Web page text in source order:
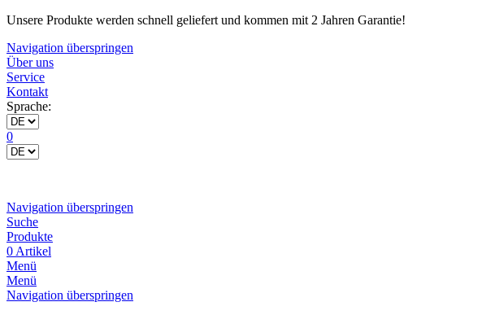
Unsere Produkte werden schnell geliefert und kommen mit 2 Jahren Garantie!
Navigation überspringen
Über uns
Service
Kontakt
Sprache:
0
Navigation überspringen
Suche
Produkte
0 Artikel
Menü
Menü
Navigation überspringen